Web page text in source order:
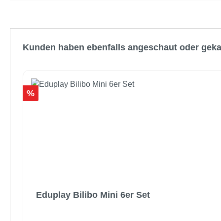
Kunden haben ebenfalls angeschaut oder
Rabatt
%
Eduplay Bilibo Mini 6er Set